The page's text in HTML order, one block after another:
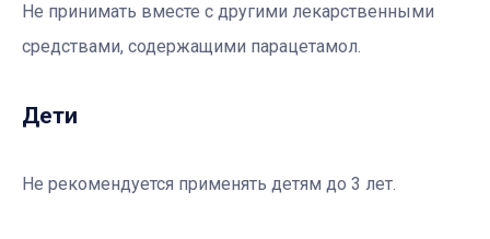
Не принимать вместе с другими лекарственными
средствами, содержащими парацетамол.
Дети
Не рекомендуется применять детям до 3 лет.